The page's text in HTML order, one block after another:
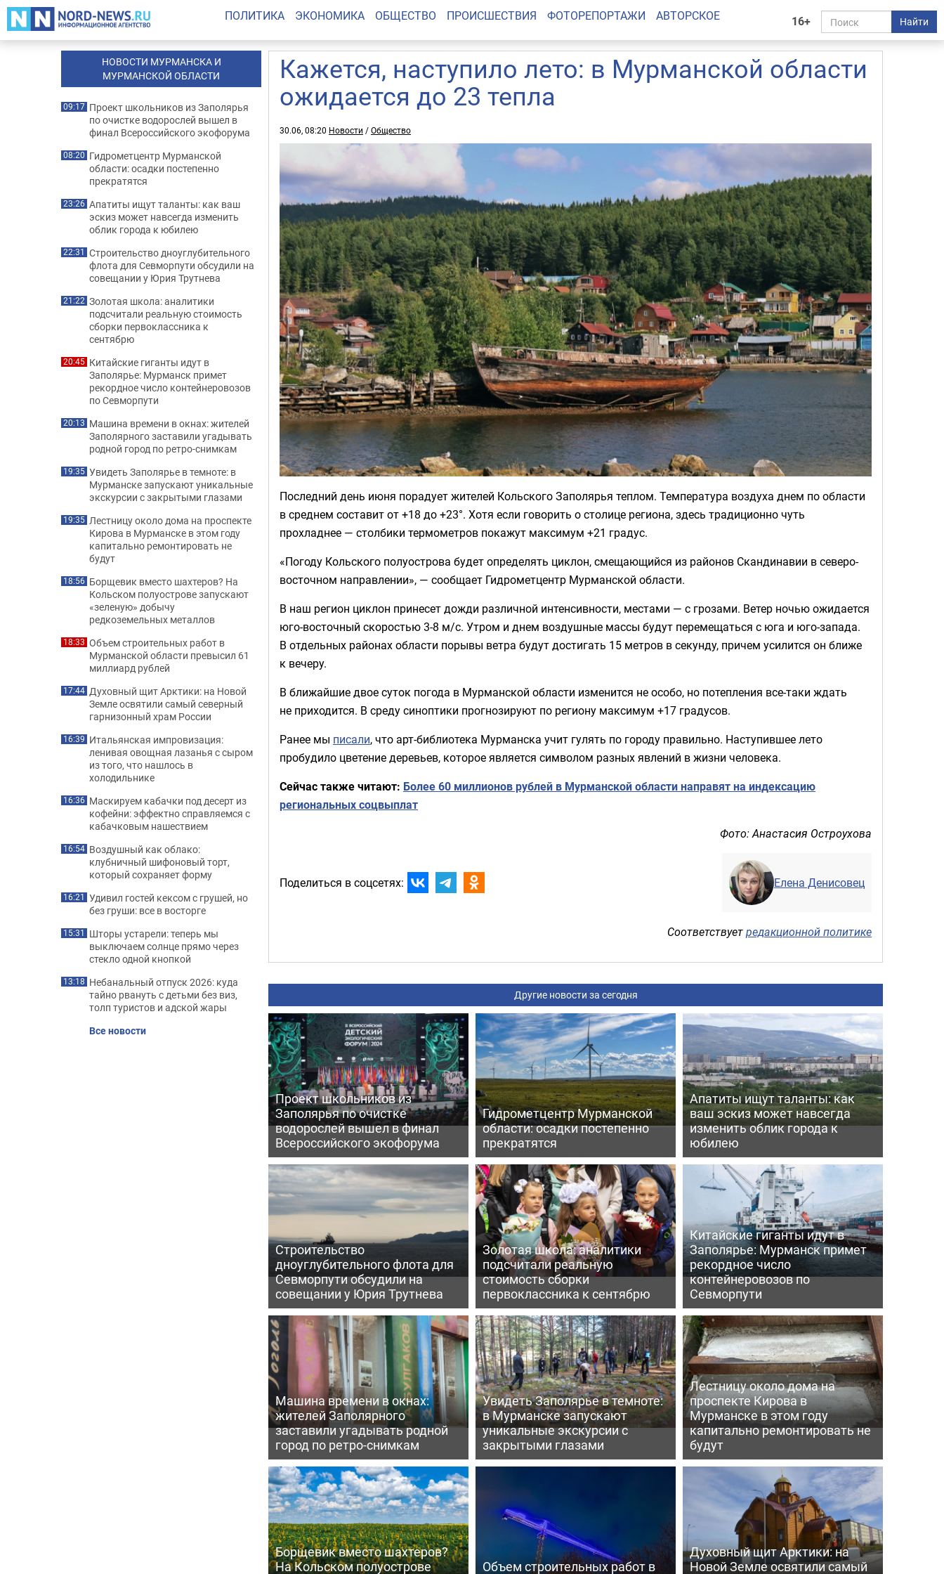
16+ Найти
ПОЛИТИКА ЭКОНОМИКА ОБЩЕСТВО ПРОИСШЕСТВИЯ ФОТОРЕПОРТАЖИ АВТОРСКОЕ
Кажется, наступило лето: в Мурманской области
ожидается до 23 тепла
30.06, 08:20 Новости /Общество
Последний день июня порадует жителей Кольского Заполярья теплом. Температура воздуха днем по области
в среднем составит от +18 до +23°. Хотя если говорить о столице региона, здесь традиционно чуть
прохладнее — столбики термометров покажут максимум +21 градус.
«Погоду Кольского полуострова будет определять циклон, смещающийся из районов Скандинавии в северо-
восточном направлении», — сообщает Гидрометцентр Мурманской области.
В наш регион циклон принесет дожди различной интенсивности, местами — с грозами. Ветер ночью ожидается
юго-восточный скоростью 3-8 м/с. Утром и днем воздушные массы будут перемещаться с юга и юго-запада.
В отдельных районах области порывы ветра будут достигать 15 метров в секунду, причем усилится он ближе
к вечеру.
В ближайшие двое суток погода в Мурманской области изменится не особо, но потепления все-таки ждать
не приходится. В среду синоптики прогнозируют по региону максимум +17 градусов.
Ранее мы писали, что арт-библиотека Мурманска учит гулять по городу правильно. Наступившее лето
пробудило цветение деревьев, которое является символом разных явлений в жизни человека.
Сейчас также читают: Более 60 миллионов рублей в Мурманской области направят на индексацию
региональных соцвыплат
Фото: Анастасия Остроухова
Поделиться в соцсетях: Елена Денисовец
Соответствуетредакционной политике
Другие новости за сегодня
Проект школьников из
Заполярья по очистке
водорослей вышел в финал
Всероссийского экофорума
Гидрометцентр Мурманской
области: осадки постепенно
прекратятся
Апатиты ищут таланты: как
ваш эскиз может навсегда
изменить облик города к
юбилею
Строительство
дноуглубительного флота для
Севморпути обсудили на
совещании у Юрия Трутнева
Золотая школа: аналитики
подсчитали реальную
стоимость сборки
первоклассника к сентябрю
Китайские гиганты идут в
Заполярье: Мурманск примет
рекордное число
контейнеровозов по
Севморпути
Машина времени в окнах:
жителей Заполярного
заставили угадывать родной
город по ретро-снимкам
Увидеть Заполярье в темноте:
в Мурманске запускают
уникальные экскурсии с
закрытыми глазами
Лестницу около дома на
проспекте Кирова в
Мурманске в этом году
капитально ремонтировать не
будут
Борщевик вместо шахтеров?
На Кольском полуострове
Объем строительных работ в
Духовный щит Арктики: на
Новой Земле освятили самый
НОВОСТИ МУРМАНСКА И
МУРМАНСКОЙ ОБЛАСТИ
09:17 Проект школьников из Заполярья
по очистке водорослей вышел в
финал Всероссийского экофорума
08:20 Гидрометцентр Мурманской
области: осадки постепенно
прекратятся
23:26 Апатиты ищут таланты: как ваш
эскиз может навсегда изменить
облик города к юбилею
22:31 Строительство дноуглубительного
флота для Севморпути обсудили на
совещании у Юрия Трутнева
21:22 Золотая школа: аналитики
подсчитали реальную стоимость
сборки первоклассника к
сентябрю
20:45 Китайские гиганты идут в
Заполярье: Мурманск примет
рекордное число контейнеровозов
по Севморпути
20:13 Машина времени в окнах: жителей
Заполярного заставили угадывать
родной город по ретро-снимкам
19:35 Увидеть Заполярье в темноте: в
Мурманске запускают уникальные
экскурсии с закрытыми глазами
19:35 Лестницу около дома на проспекте
Кирова в Мурманске в этом году
капитально ремонтировать не
будут
18:56 Борщевик вместо шахтеров? На
Кольском полуострове запускают
«зеленую» добычу
редкоземельных металлов
18:33 Объем строительных работ в
Мурманской области превысил 61
миллиард рублей
17:44 Духовный щит Арктики: на Новой
Земле освятили самый северный
гарнизонный храм России
16:39 Итальянская импровизация:
ленивая овощная лазанья с сыром
из того, что нашлось в
холодильнике
16:36 Маскируем кабачки под десерт из
кофейни: эффектно справляемся с
кабачковым нашествием
16:54 Воздушный как облако:
клубничный шифоновый торт,
который сохраняет форму
16:21 Удивил гостей кексом с грушей, но
без груши: все в восторге
15:31 Шторы устарели: теперь мы
выключаем солнце прямо через
стекло одной кнопкой
13:18 Небанальный отпуск 2026: куда
тайно рвануть с детьми без виз,
толп туристов и адской жары
Все новости